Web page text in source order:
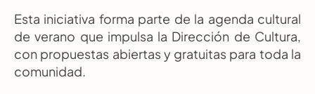
Esta iniciativa forma parte de la agenda cultural
de verano que impulsa la Dirección de Cultura,
con propuestas abiertas y gratuitas para toda la
comunidad.